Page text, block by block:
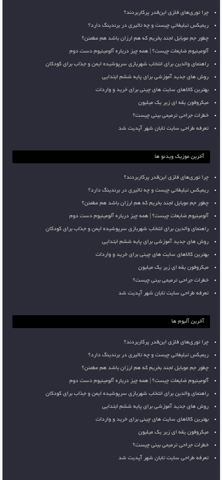
چرا توری‌های فلزی این‌قدر پرکاربردند؟
ریمیکس تبلیغاتی چیست و چه تاثیری در برندینگ دارد؟
چطور جم موبایل لجند بخریم که هم ارزان باشد هم مطمئن؟
آلومینیوم ضایعات چیست؟ | همه چیز درباره آلومینیوم دست دوم
راهنمای والدین برای انتخاب شهربازی سرپوشیده ایمن و جذاب برای کودکان
روش های جدید آموزشی برای پایه ششم ابتدایی
بهترین کالاهای سایت های چینی برای خرید و واردات
میکروفون یقه ای زیر یک میلیون
خطرات جراحی ترمیمی بینی چیست؟
تعرفه طراحی سایت تابان شهر آپدیت شد
آخرین موزیک ویدئو ها
چرا توری‌های فلزی این‌قدر پرکاربردند؟
ریمیکس تبلیغاتی چیست و چه تاثیری در برندینگ دارد؟
چطور جم موبایل لجند بخریم که هم ارزان باشد هم مطمئن؟
آلومینیوم ضایعات چیست؟ | همه چیز درباره آلومینیوم دست دوم
راهنمای والدین برای انتخاب شهربازی سرپوشیده ایمن و جذاب برای کودکان
روش های جدید آموزشی برای پایه ششم ابتدایی
بهترین کالاهای سایت های چینی برای خرید و واردات
میکروفون یقه ای زیر یک میلیون
خطرات جراحی ترمیمی بینی چیست؟
تعرفه طراحی سایت تابان شهر آپدیت شد
آخرین آلبوم ها
چرا توری‌های فلزی این‌قدر پرکاربردند؟
ریمیکس تبلیغاتی چیست و چه تاثیری در برندینگ دارد؟
چطور جم موبایل لجند بخریم که هم ارزان باشد هم مطمئن؟
آلومینیوم ضایعات چیست؟ | همه چیز درباره آلومینیوم دست دوم
راهنمای والدین برای انتخاب شهربازی سرپوشیده ایمن و جذاب برای کودکان
روش های جدید آموزشی برای پایه ششم ابتدایی
بهترین کالاهای سایت های چینی برای خرید و واردات
میکروفون یقه ای زیر یک میلیون
خطرات جراحی ترمیمی بینی چیست؟
تعرفه طراحی سایت تابان شهر آپدیت شد